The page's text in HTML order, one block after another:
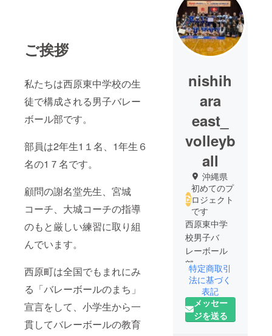
ご挨拶
私たちは西原東中学校の生
徒で構成される男子バレー
ボール部です。
部員は2年生1１名、1年生６
名の1７名です。
顧問の謝名堂先生、宮城
コーチ、大城コーチの指導
のもと厳しい練習に取り組
んでいます。
西原町は全国でもまれにみ
る「バレーボールのまち」
宣言をして、小学生から一
貫してバレーボールの教育
nishih
ara
east_
volleyb
all
沖縄県
初めてのプ
ロジェクト
です
西原東中学
校男子バ
レーボール
部。
沖縄県代表
として九州
大会に挑み
ます！
特定商取引
法に基づく
表記
メッセー
ジを送る